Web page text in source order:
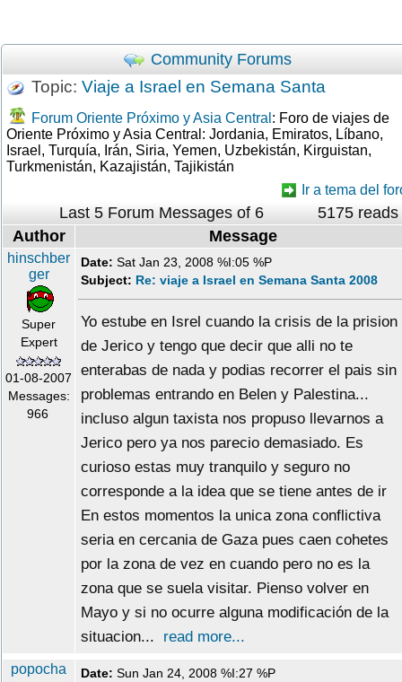
Community Forums
Topic: Viaje a Israel en Semana Santa
Forum Oriente Próximo y Asia Central : Foro de viajes de
Oriente Próximo y Asia Central: Jordania, Emiratos, Líbano,
Israel, Turquía, Irán, Siria, Yemen, Uzbekistán, Kirguistan,
Turkmenistán, Kazajistán, Tajikistán
Ir a tema del
Last 5 Forum Messages of 6
5175 reads
Author
Message
hinschber
ger
Super
Expert
01-08-2007
Messages:
966
Date: Sat Jan 23, 2008 %I:05 %P
Subject: Re: viaje a Israel en Semana Santa 2008
Yo estube en Isrel cuando la crisis de la prision
de Jerico y tengo que decir que alli no te
enterabas de nada y podias recorrer el pais sin
problemas entrando en Belen y Palestina...
incluso algun taxista nos propuso llevarnos a
Jerico pero ya nos parecio demasiado. Es
curioso estas muy tranquilo y seguro no
corresponde a la idea que se tiene antes de ir
En estos momentos la unica zona conflictiva
seria en cercania de Gaza pues caen cohetes
por la zona de vez en cuando pero no es la
zona que se suela visitar. Pienso volver en
Mayo y si no ocurre alguna modificación de la
situacion... read more...
popocha Date: Sun Jan 24, 2008 %I:27 %P